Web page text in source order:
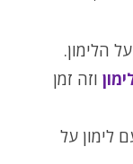
הלימון.
וזה זמן
לימון על